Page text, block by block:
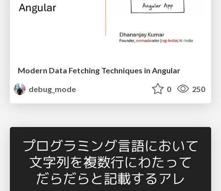
Modern Data Fetching Techniques in Angular
debug_mode
0 250